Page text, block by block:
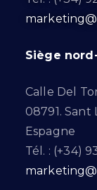
Siège
Calle Del
08791. Sant
Espagne
Tél. : (+34)